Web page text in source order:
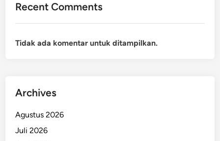
Recent Comments
Tidak ada komentar untuk ditampilkan.
Archives
Agustus 2026
Juli 2026